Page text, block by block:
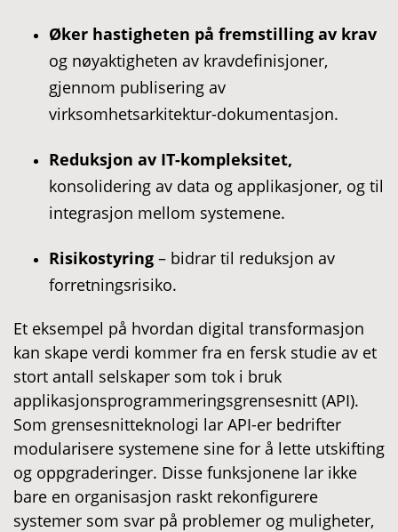
Øker hastigheten på fremstilling av krav
og nøyaktigheten av kravdefinisjoner,
gjennom publisering av
virksomhetsarkitektur-dokumentasjon.
Reduksjon av IT-kompleksitet,
konsolidering av data og applikasjoner, og til
integrasjon mellom systemene.
Risikostyring – bidrar til reduksjon av
forretningsrisiko.
Et eksempel på hvordan digital transformasjon
kan skape verdi kommer fra en fersk studie av et
stort antall selskaper som tok i bruk
applikasjonsprogrammeringsgrensesnitt (API).
Som grensesnitteknologi lar API-er bedrifter
modularisere systemene sine for å lette utskifting
og oppgraderinger. Disse funksjonene lar ikke
bare en organisasjon raskt rekonfigurere
systemer som svar på problemer og muligheter,